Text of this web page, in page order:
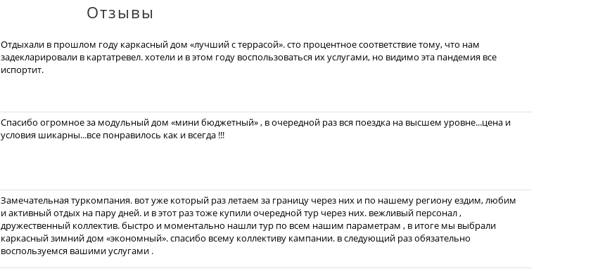
Отзывы
Отдыхали в прошлом году каркасный дом «лучший с террасой». сто процентное соответствие тому, что нам
задекларировали в картатревел. хотели и в этом году воспользоваться их услугами, но видимо эта пандемия все
испортит.
Спасибо огромное за модульный дом «мини бюджетный» , в очередной раз вся поездка на высшем уровне...цена и
условия шикарны...все понравилось как и всегда !!!
Замечательная туркомпания. вот уже который раз летаем за границу через них и по нашему региону ездим, любим
и активный отдых на пару дней. и в этот раз тоже купили очередной тур через них. вежливый персонал ,
дружественный коллектив. быстро и моментально нашли тур по всем нашим параметрам , в итоге мы выбрали
каркасный зимний дом «экономный». спасибо всему коллективу кампании. в следующий раз обязательно
воспользуемся вашими услугами .